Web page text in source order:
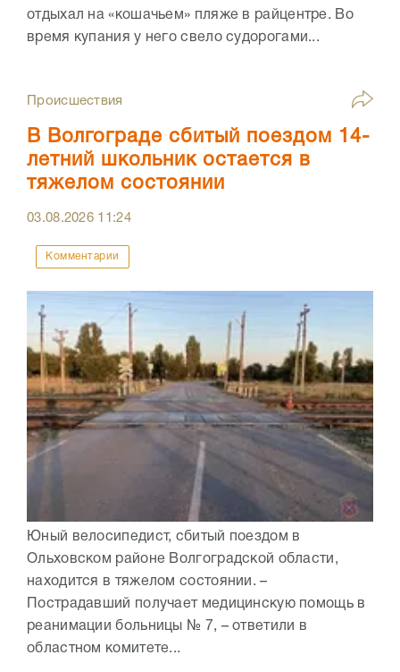
отдыхал на «кошачьем» пляже в райцентре. Во
время купания у него свело судорогами...
Происшествия
В Волгограде сбитый поездом 14-
летний школьник остается в
тяжелом состоянии
03.08.2026 11:24
Комментарии
Юный велосипедист, сбитый поездом в
Ольховском районе Волгоградской области,
находится в тяжелом состоянии. –
Пострадавший получает медицинскую помощь в
реанимации больницы № 7, – ответили в
областном комитете...